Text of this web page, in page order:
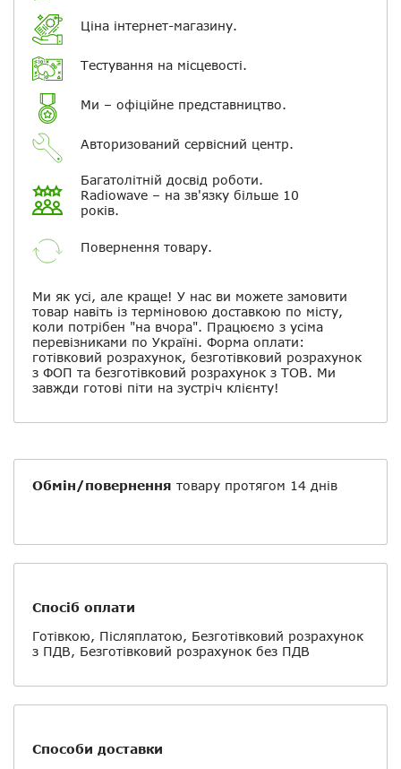
Ціна інтернет-магазину.
Тестування на місцевості.
Ми – офіційне представництво.
Авторизований сервісний центр.
Багатолітній досвід роботи.
Radiowave – на зв'язку більше 10
років.
Повернення товару.
Ми як усі, але краще! У нас ви можете замовити
товар навіть із терміновою доставкою по місту,
коли потрібен "на вчора". Працюємо з усіма
перевізниками по Україні. Форма оплати:
готівковий розрахунок, безготівковий розрахунок
з ФОП та безготівковий розрахунок з ТОВ. Ми
завжди готові піти на зустріч клієнту!
Обмін/повернення товару протягом 14 днів
Спосіб оплати
Готівкою, Післяплатою, Безготівковий розрахунок
з ПДВ, Безготівковий розрахунок без ПДВ
Способи доставки
Електронна пошта
Повідомляти про відповіді по
електронній пошті
Скасувати